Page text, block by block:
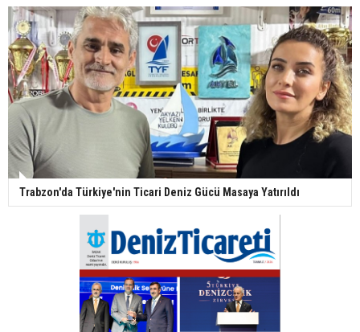
Trabzon'da Türkiye'nin Ticari Deniz Gücü Masaya Yatırıldı